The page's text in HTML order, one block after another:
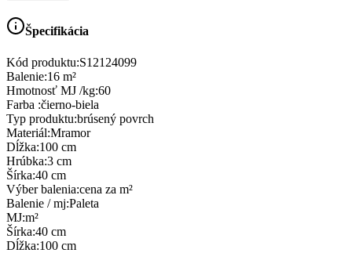
Špecifikácia
Kód produktu:S12124099
Balenie:16 m²
Hmotnosť MJ /kg:60
Farba :čierno-biela
Typ produktu:brúsený povrch
Materiál:Mramor
Dĺžka:100 cm
Hrúbka:3 cm
Šírka:40 cm
Výber balenia:cena za m²
Balenie / mj:Paleta
MJ:m²
Šírka:40 cm
Dĺžka:100 cm